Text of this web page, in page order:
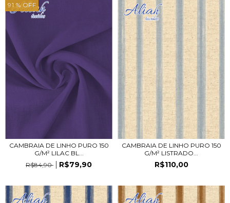
91 % OFF
CAMBRAIA DE LINHO PURO 150
G/M² LILAC BL...
R$84,90
R$79,90
CAMBRAIA DE LINHO PURO 150
G/M² LISTRADO...
R$110,00